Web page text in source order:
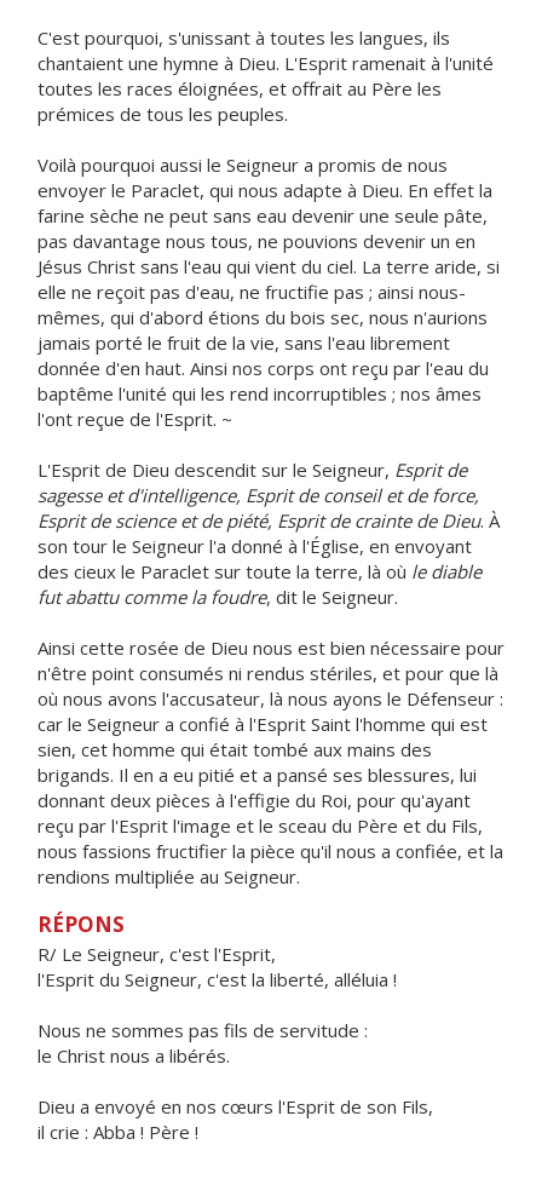
C'est pourquoi, s'unissant à toutes les langues, ils
chantaient une hymne à Dieu. L'Esprit ramenait à l'unité
toutes les races éloignées, et offrait au Père les
prémices de tous les peuples.
Voilà pourquoi aussi le Seigneur a promis de nous
envoyer le Paraclet, qui nous adapte à Dieu. En effet la
farine sèche ne peut sans eau devenir une seule pâte,
pas davantage nous tous, ne pouvions devenir un en
Jésus Christ sans l'eau qui vient du ciel. La terre aride, si
elle ne reçoit pas d'eau, ne fructifie pas ; ainsi nous-
mêmes, qui d'abord étions du bois sec, nous n'aurions
jamais porté le fruit de la vie, sans l'eau librement
donnée d'en haut. Ainsi nos corps ont reçu par l'eau du
baptême l'unité qui les rend incorruptibles ; nos âmes
l'ont reçue de l'Esprit. ~
L'Esprit de Dieu descendit sur le Seigneur, Esprit de
sagesse et d'intelligence, Esprit de conseil et de force,
Esprit de science et de piété, Esprit de crainte de Dieu. À
son tour le Seigneur l'a donné à l'Église, en envoyant
des cieux le Paraclet sur toute la terre, là où le diable
fut abattu comme la foudre, dit le Seigneur.
Ainsi cette rosée de Dieu nous est bien nécessaire pour
n'être point consumés ni rendus stériles, et pour que là
où nous avons l'accusateur, là nous ayons le Défenseur :
car le Seigneur a confié à l'Esprit Saint l'homme qui est
sien, cet homme qui était tombé aux mains des
brigands. Il en a eu pitié et a pansé ses blessures, lui
donnant deux pièces à l'effigie du Roi, pour qu'ayant
reçu par l'Esprit l'image et le sceau du Père et du Fils,
nous fassions fructifier la pièce qu'il nous a confiée, et la
rendions multipliée au Seigneur.
RÉPONS
R/ Le Seigneur, c'est l'Esprit,
l'Esprit du Seigneur, c'est la liberté, alléluia !
Nous ne sommes pas fils de servitude :
le Christ nous a libérés.
Dieu a envoyé en nos cœurs l'Esprit de son Fils,
il crie : Abba ! Père !